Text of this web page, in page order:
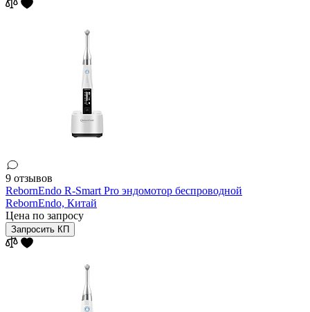
9 отзывов
RebornEndo R-Smart Pro эндомотор беспроводной
RebornEndo, Китай
Цена по запросу
Запросить КП